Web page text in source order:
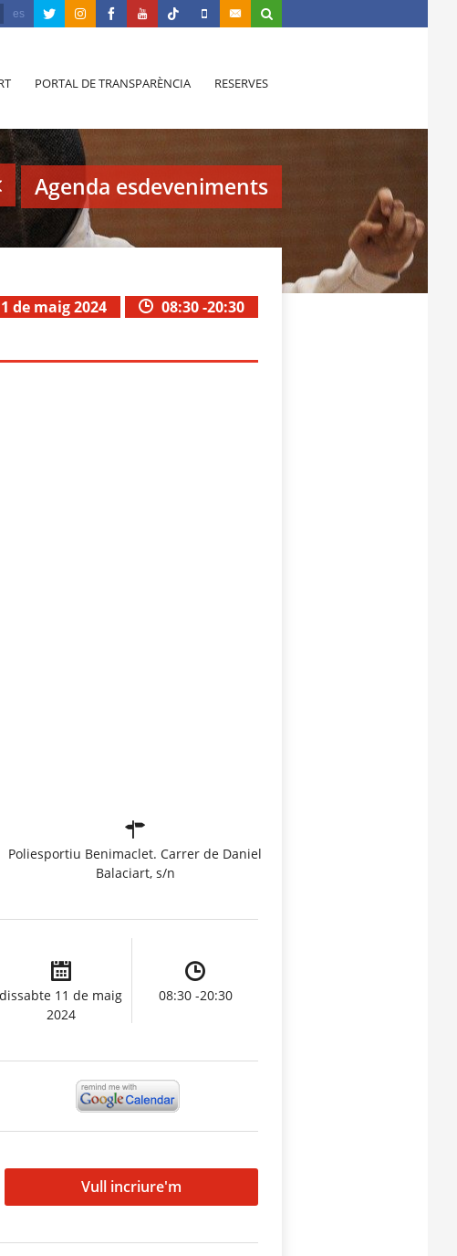
es
PORTAL DE TRANSPARÈNCIA RESERVES
Agenda esdeveniments
08:30 -20:30
de maig 2024
Poliesportiu Benimaclet. Carrer de Daniel
Balaciart, s/n
dissabte 11 de maig
2024
08:30 -20:30
Vull incriure'm